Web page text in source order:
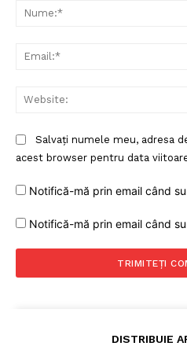
Salvați numele meu, adresa
acest browser pentru data
Notifică-mă prin email când
Notifică-mă prin email când
DISTRIBUIE